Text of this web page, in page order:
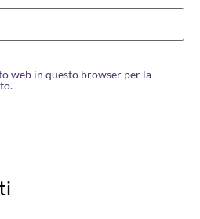
web in questo browser per la